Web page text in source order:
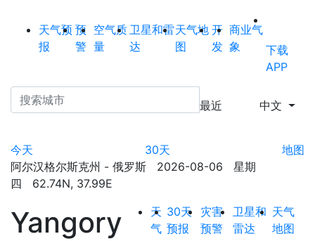
天气预
报
预
警
空气质
量
卫星和雷
达
天气地
图
开
发
商业气
象
下载
APP
最近 中文
今天 30天
地图
阿尔汉格尔斯克州 - 俄罗斯 2026-08-06 星期
四 62.74N, 37.99E
Yangory
天
气
30天
预报
灾害
预警
卫星和
雷达
天气
地图